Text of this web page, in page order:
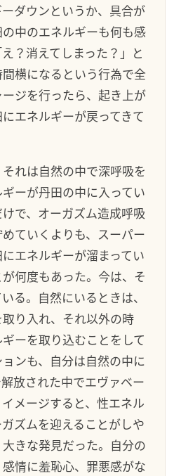
ダウンというか、具合が
中のエネルギーも何も感
？消えてしまった？」と
横になるという行為で全
ジを行ったら、起き上が
エネルギーが戻ってきて
れは自然の中で深呼吸を
ーが丹田の中に入ってい
で、オーガズム造成呼吸
ていくよりも、スーパー
エネルギーが溜まってい
何度もあった。今は、そ
る。自然にいるときは、
り入れ、それ以外の時
ーを取り込むことをして
ンも、自分は自然の中に
放された中でエヴァベー
メージすると、性エネル
ズムを迎えることがしや
きな発見だった。自分の
情に羞恥心、罪悪感がな